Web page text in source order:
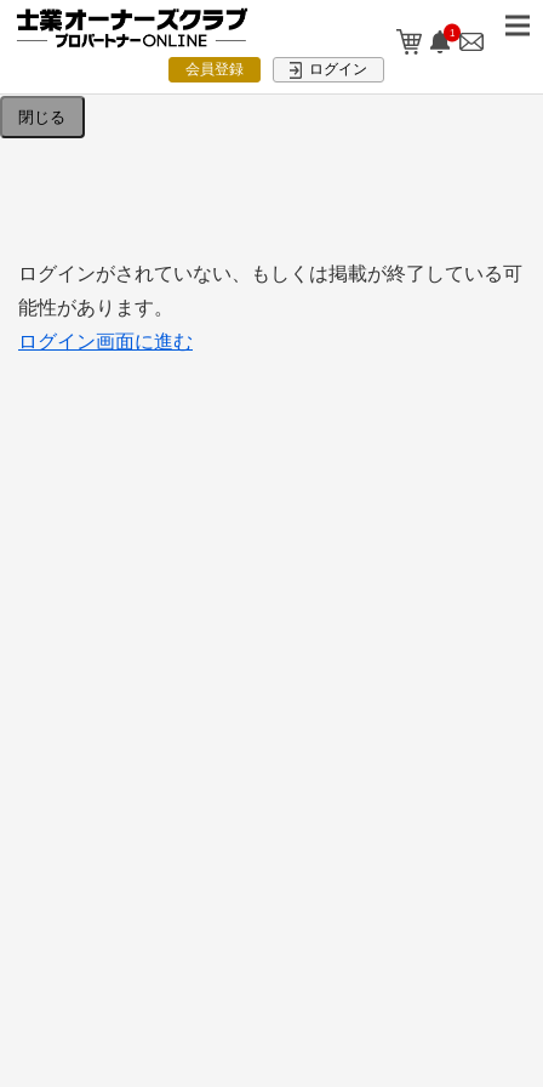
1
会員登録 ログイン
検索条件を入力してください。
閉じる
ログインがされていない、もしくは掲載が終了している可
能性があります。
ログイン画面に進む